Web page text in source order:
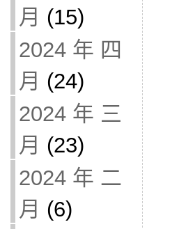
月 (15)
2024 年 四
月 (24)
2024 年 三
月 (23)
2024 年 二
月 (6)